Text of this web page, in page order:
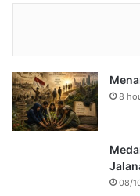
8
08/